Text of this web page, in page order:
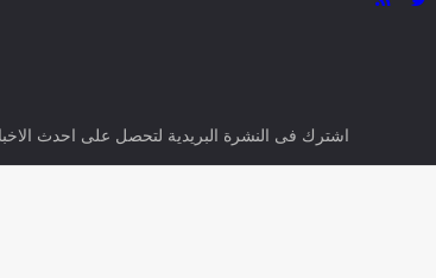
اشترك فى النشرة البريدية لتحصل على احدث الاخبار